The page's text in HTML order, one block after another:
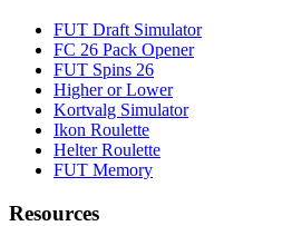
FUT Draft Simulator
FC 26 Pack Opener
FUT Spins 26
Higher or Lower
Kortvalg Simulator
Ikon Roulette
Helter Roulette
FUT Memory
Resources